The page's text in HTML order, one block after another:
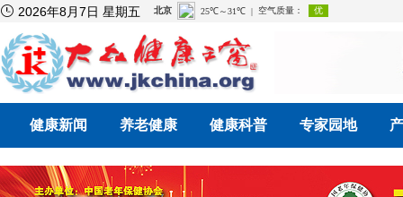
 2026年8月7日 星期五
健康新闻 养老健康 健康科普 专家园地